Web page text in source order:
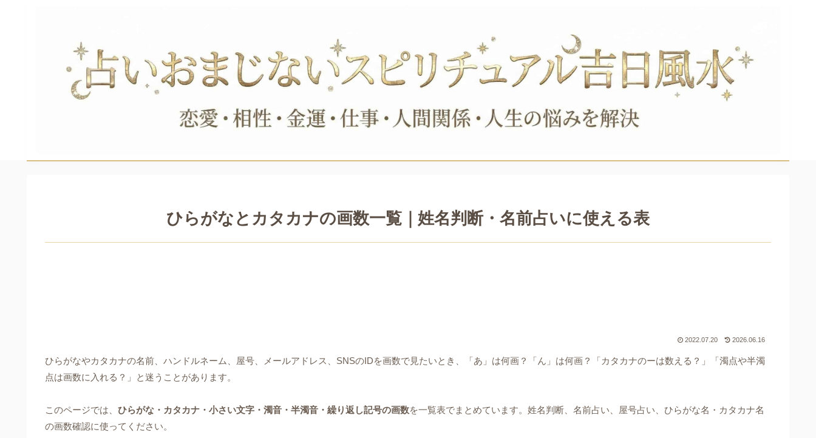
ひらがなとカタカナの画数一覧｜姓名判断・名前占いに使える表
2022.07.20 2026.06.16
ひらがなやカタカナの名前、ハンドルネーム、屋号、メールアドレス、SNSのIDを画数で見たいとき、「あ」は何画？「ん」は何画？「カタカナのーは数える？」「濁点や半濁
点は画数に入れる？」と迷うことがあります。
このページでは、 ひらがな・カタカナ・小さい文字・濁音・半濁音・繰り返し記号の画数を一覧表でまとめています。姓名判断、名前占い、屋号占い、ひらがな名・カタカナ名
の画数確認に使ってください。